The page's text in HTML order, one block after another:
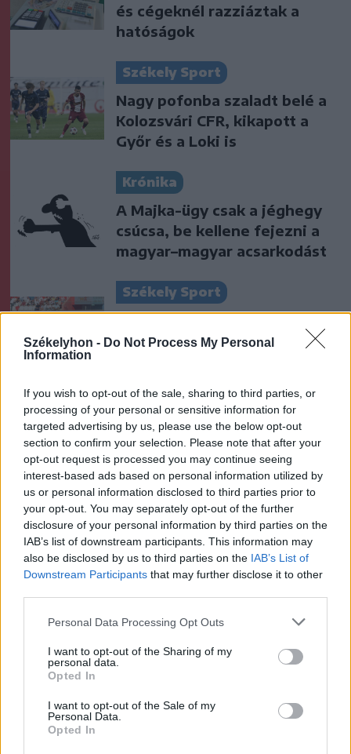
Székelyhon - Do Not Process My Personal
Information
If you wish to opt-out of the sale, sharing to third parties, or
processing of your personal or sensitive information for
targeted advertising by us, please use the below opt-out
section to confirm your selection. Please note that after your
opt-out request is processed you may continue seeing
interest-based ads based on personal information utilized by
us or personal information disclosed to third parties prior to
your opt-out. You may separately opt-out of the further
disclosure of your personal information by third parties on the
IAB’s list of downstream participants. This information may
also be disclosed by us to third parties on the IAB’s List of
Downstream Participants that may further disclose it to other
Personal Data Processing Opt Outs
I want to opt-out of the Sharing of my
personal data.
Opted In
I want to opt-out of the Sale of my
Personal Data.
Opted In
és cégeknél razziáztak a
hatóságok
Székely Sport
Nagy pofonba szaladt belé a
Kolozsvári CFR, kikapott a
Győr és a Loki is
Krónika
A Majka-ügy csak a jéghegy
csúcsa, be kellene fejezni a
magyar–magyar acsarkodást
Székely Sport
Súlyos veszteség, kilenc
hónapra eltiltották a Sepsi
Nőileg
Sándor Ella: Na, indíts, s
menjünk!
A rovat további cikkei